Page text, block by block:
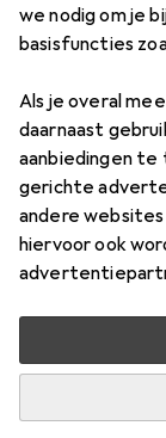
we nodig om je
basisfuncties
Als je overal
daarnaast
aanbiedingen
gerichte
andere
hiervoor ook
Varta
2 Pcs., AA, 2100
Prijs in EUR
EUR
16,72 EUR
8,36 /1Pcs.
1611
Waarderingscijfers
Levering
Meer dan 10
Laat me